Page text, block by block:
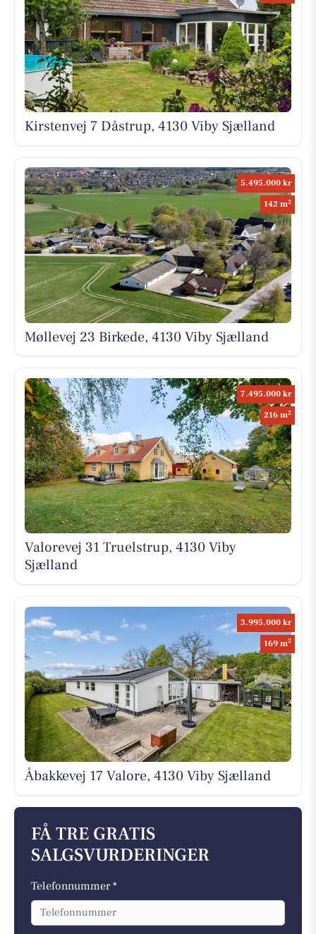
Kirstenvej 7 Dåstrup, 4130 Viby Sjælland
5.495.000 kr
142 m2
Møllevej 23 Birkede, 4130 Viby Sjælland
7.495.000 kr
216 m2
Valorevej 31 Truelstrup, 4130 Viby
Sjælland
3.995.000 kr
169 m2
Åbakkevej 17 Valore, 4130 Viby Sjælland
FÅ TRE GRATIS
SALGSVURDERINGER
Telefonnummer *